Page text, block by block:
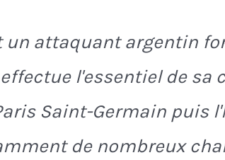
attaquant argentin
l'essentiel de sa
Saint-Germain puis
de nombreux